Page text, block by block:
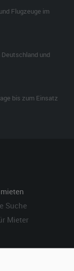
Flugzeuge im
und
bis zum Einsatz
Suche
Mieter